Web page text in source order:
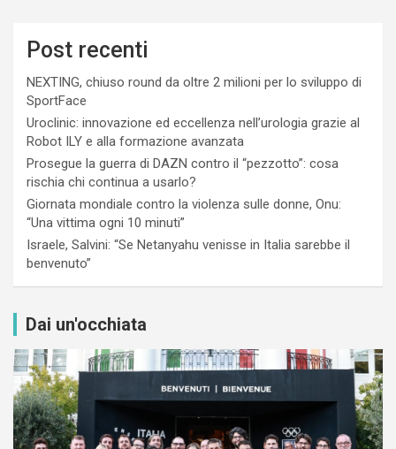
Post recenti
NEXTING, chiuso round da oltre 2 milioni per lo sviluppo di
SportFace
Uroclinic: innovazione ed eccellenza nell’urologia grazie al
Robot ILY e alla formazione avanzata
Prosegue la guerra di DAZN contro il “pezzotto”: cosa
rischia chi continua a usarlo?
Giornata mondiale contro la violenza sulle donne, Onu:
“Una vittima ogni 10 minuti”
Israele, Salvini: “Se Netanyahu venisse in Italia sarebbe il
benvenuto”
Dai un'occhiata